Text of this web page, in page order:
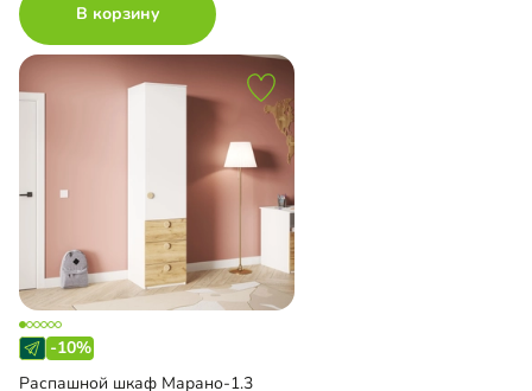
В корзину
-10%
Распашной шкаф Марано-1.3